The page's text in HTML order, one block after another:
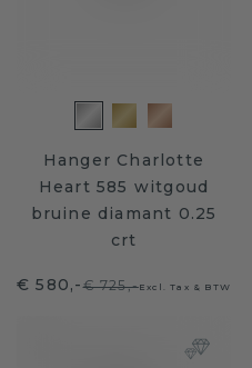
Hanger Charlotte
Heart 585 witgoud
bruine diamant 0.25
crt
€ 580,-€ 725,-Excl. Tax & BTW